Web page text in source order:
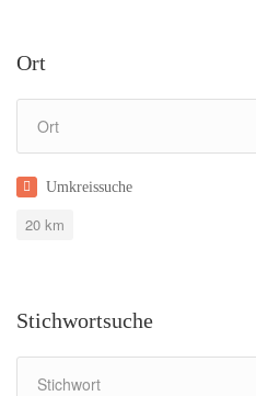
Ort
Umkreissuche
20 km
Stichwortsuche